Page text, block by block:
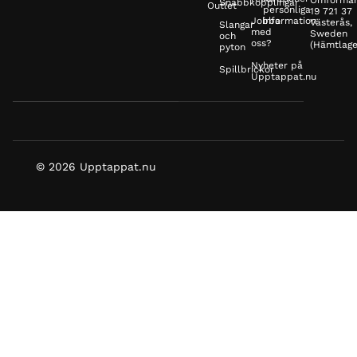
Outlet
Snabbkopplingar
Slangar
och
pyton
Spillbrickor
Jobba
med
oss?
Nyheter på
Upptappat.nu
personliga
information
19 721 37
Västerås,
Sweden
© 2026 Upptappat.nu